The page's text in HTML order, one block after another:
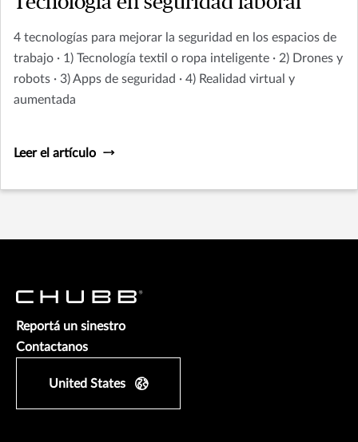
4 tecnologías para mejorar la seguridad en los espacios de
trabajo · 1) Tecnología textil o ropa inteligente · 2) Drones y
robots · 3) Apps de seguridad · 4) Realidad virtual y
aumentada
Leer el artículo
Reportá un sinestro
Contactanos
United States